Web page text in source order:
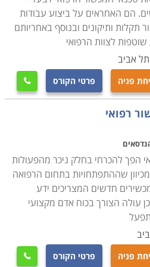
לצוות הרפואי והמנהלתי
בציוד.
רגיל לטכנאי ציוד רפואי הוא
אם טכנאי סטנדרטי פועל בדרך
שירות נייד בתור עצמאי, או
מסויים, הרי שהטכנאי הרפואי
אשר מאופיין במשכורות
והן בזה הפרטי, ובתנאי
הלימוד אפילו נערכים
כמו בתי חולים, אשר רואים בהם
המצטיינים כאנשי צוות
הכשרות בתחום מקצועי זה
ברחבי הארץ. אורך
הם האחראים על ביצוע עבודות
תקלות ותיקונים ובנוסף באחריותם
לצוות הרפואי
תל אביב
פניה פרטי הקורס 
רפואי
הפך להכרחי בחלק ניכר מהפעולות
מכיוון שההתפתחויות בתחום הרפואה
חדשים המצריכים ידע
עולה הצורך בכוח אדם מקצועי
פניה פרטי הקורס 